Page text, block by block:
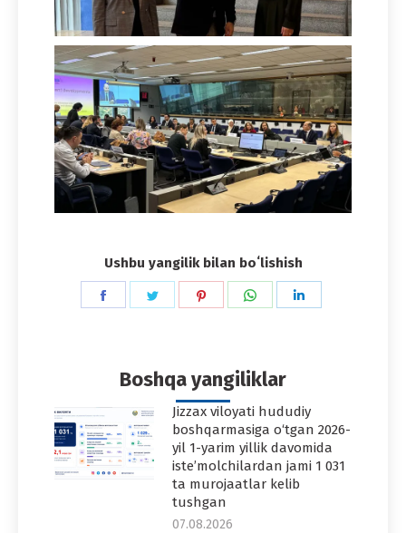
Ushbu yangilik bilan boʻlishish
Share
Share
Share
Share
Boshqa yangiliklar
Jizzax viloyati hududiy
boshqarmasiga o‘tgan 2026-
yil 1-yarim yillik davomida
iste’molchilardan jami 1 031
ta murojaatlar kelib
tushgan
07.08.2026